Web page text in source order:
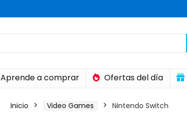
Aprende a comprar Ofertas del día
Inicio Video Games Nintendo Switch